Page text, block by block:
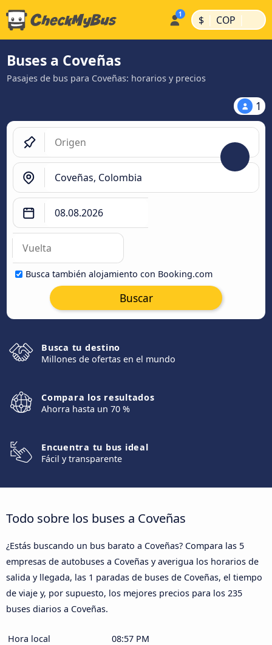
$ | COP |
Buses a Coveñas
Pasajes de bus para Coveñas: horarios y precios
1
Busca también alojamiento con Booking.com
Buscar
Busca tu destino
Millones de ofertas en el mundo
Compara los resultados
Ahorra hasta un 70 %
Encuentra tu bus ideal
Fácil y transparente
Todo sobre los buses a Coveñas
¿Estás buscando un bus barato a Coveñas? Compara las 5
empresas de autobuses a Coveñas y averigua los horarios de
salida y llegada, las 1 paradas de buses de Coveñas, el tiempo
de viaje y, por supuesto, los mejores precios para los 235
buses diarios a Coveñas.
Hora local
08:57 PM